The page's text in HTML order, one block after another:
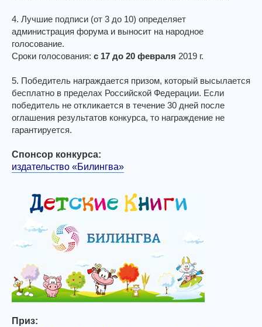
4. Лучшие подписи (от 3 до 10) определяет
администрация форума и выносит на народное
голосование.
Сроки голосования: с 17 до 20 февраля 2019 г.
5. Победитель награждается призом, который высылается
бесплатно в пределах Российской Федерации. Если
победитель не откликается в течение 30 дней после
оглашения результатов конкурса, то награждение не
гарантируется.
Спонсор конкурса:
издательство «Билингва»
Приз: